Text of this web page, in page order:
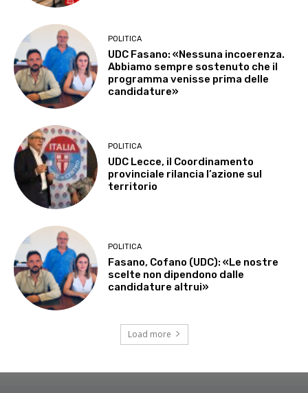
POLITICA
UDC Fasano: «Nessuna incoerenza.
Abbiamo sempre sostenuto che il
programma venisse prima delle
candidature»
POLITICA
UDC Lecce, il Coordinamento
provinciale rilancia l’azione sul
territorio
POLITICA
Fasano, Cofano (UDC): «Le nostre
scelte non dipendono dalle
candidature altrui»
Load more